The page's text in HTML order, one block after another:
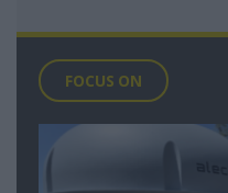
FOCUS ON